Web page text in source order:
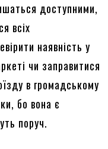
доступними,
всіх
наявність у
чи заправитися
в громадському
бо вона є
поруч.